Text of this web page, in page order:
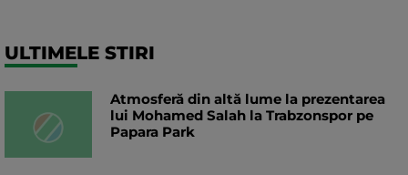
ULTIMELE STIRI
Atmosferă din altă lume la prezentarea
lui Mohamed Salah la Trabzonspor pe
Papara Park